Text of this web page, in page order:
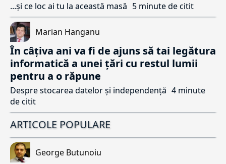
...și ce loc ai tu la această masă 5 minute de citit
Marian Hanganu
În câțiva ani va fi de ajuns să tai legătura
informatică a unei țări cu restul lumii
pentru a o răpune
Despre stocarea datelor și independență 4 minute
de citit
ARTICOLE POPULARE
George Butunoiu